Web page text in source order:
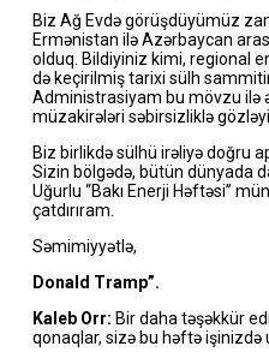
Biz Ağ Evdə görüşdüyümüz
Ermənistan ilə Azərbaycan
olduq. Bildiyiniz kimi, regional
də keçirilmiş tarixi sülh
Administrasiyam bu mövzu ilə
müzakirələri səbirsizliklə
Biz birlikdə sülhü irəliyə doğru
Sizin bölgədə, bütün dünyada
Uğurlu “Bakı Enerji Həftəsi”
çatdırıram.
Səmimiyyətlə,
Donald Tramp”.
Kaleb Orr: Bir daha təşəkkür
qonaqlar, sizə bu həftə işinizdə